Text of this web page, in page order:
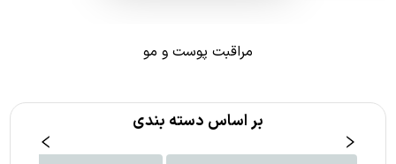
مراقبت پوست و مو
بر اساس دسته بندی